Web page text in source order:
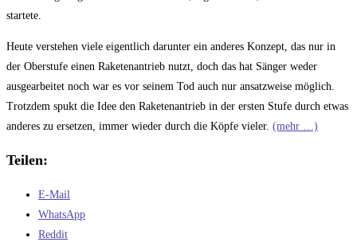
startete.
Heute verstehen viele eigentlich darunter ein anderes Konzept, das nur in
der Oberstufe einen Raketenantrieb nutzt, doch das hat Sänger weder
ausgearbeitet noch war es vor seinem Tod auch nur ansatzweise möglich.
Trotzdem spukt die Idee den Raketenantrieb in der ersten Stufe durch etwas
anderes zu ersetzen, immer wieder durch die Köpfe vieler. (mehr …)
Teilen:
E-Mail
WhatsApp
Reddit